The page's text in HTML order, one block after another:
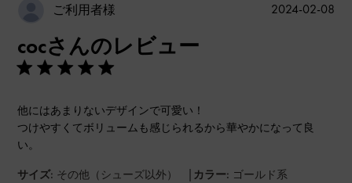
ご利用者様
cocさんのレビュー
他にはあまりないデザインで可愛い！
つけやすくてボリュームも感じられるから華やかになって良
い。
サイズ: その他（シューズ以外） | カラー: ゴールド系
公
2024-02-08